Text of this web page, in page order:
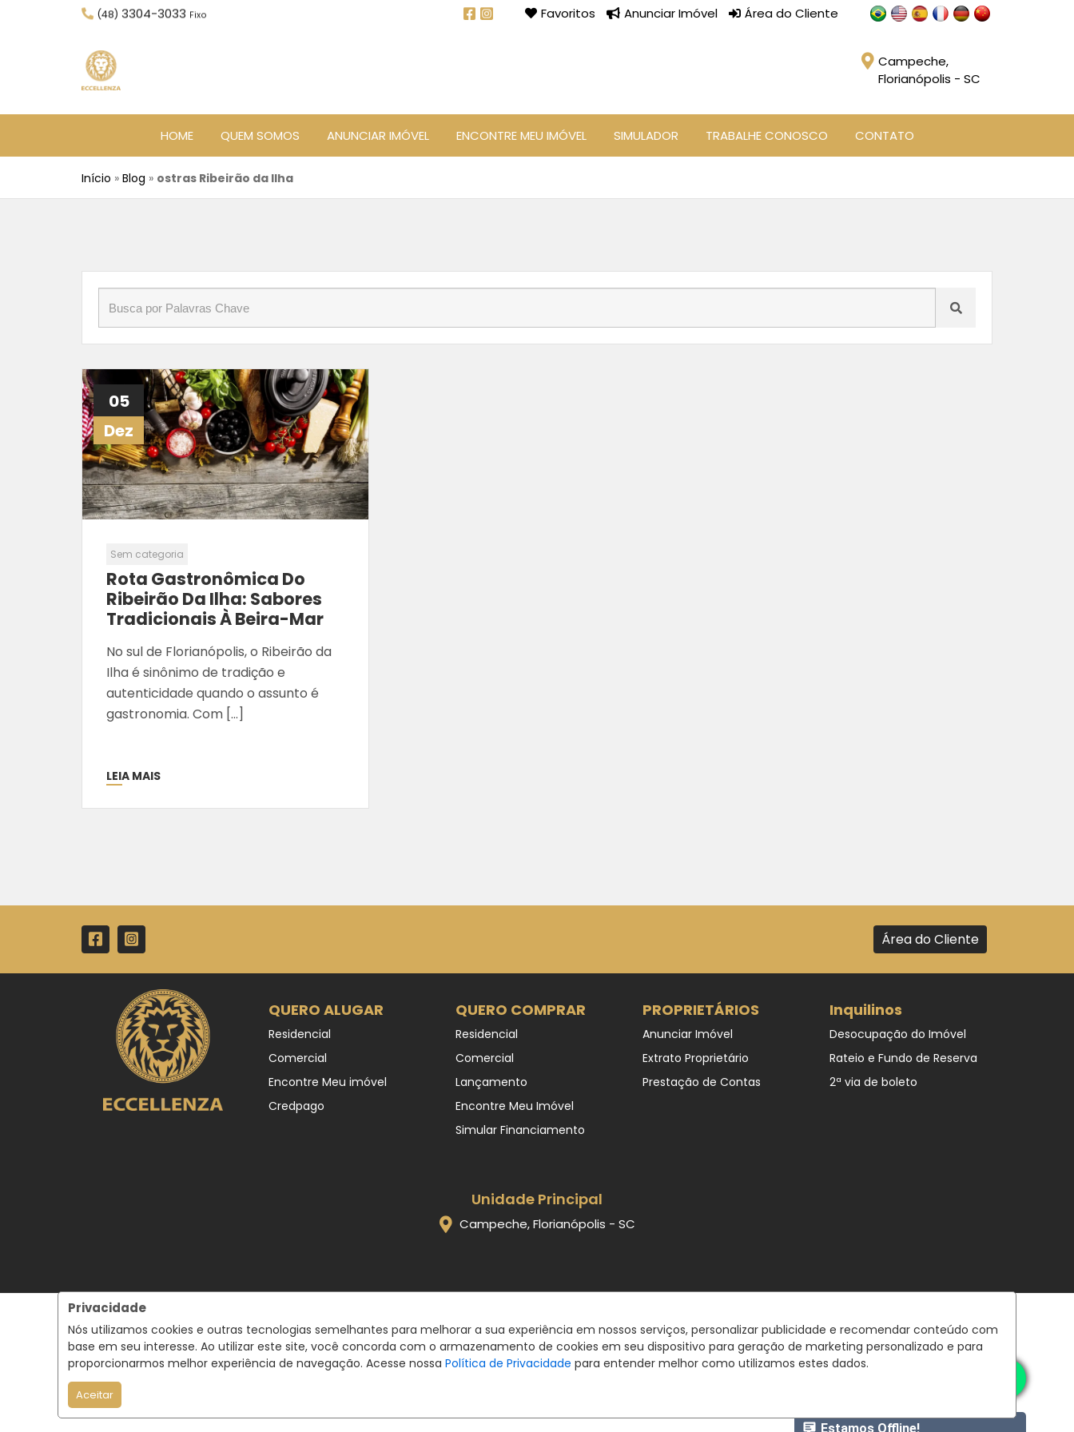
Estamos Offline!
(48) 3304-3033 Fixo Favoritos Anunciar Imóvel Área do Cliente
Campeche,
Florianópolis - SC
HOME QUEM SOMOS ANUNCIAR IMÓVEL ENCONTRE MEU IMÓVEL SIMULADOR TRABALHE CONOSCO CONTATO
Início » Blog » ostras Ribeirão da Ilha
Privacidade
Nós utilizamos cookies e outras tecnologias semelhantes para melhorar a sua experiência em nossos serviços, personalizar publicidade e recomendar conteúdo com
base em seu interesse. Ao utilizar este site, você concorda com o armazenamento de cookies em seu dispositivo para geração de marketing personalizado e para
proporcionarmos melhor experiência de navegação. Acesse nossa Política de Privacidade para entender melhor como utilizamos estes dados.
Aceitar
05
Dez
Sem categoria
Rota Gastronômica Do
Ribeirão Da Ilha: Sabores
Tradicionais À Beira-Mar
No sul de Florianópolis, o Ribeirão da
Ilha é sinônimo de tradição e
autenticidade quando o assunto é
gastronomia. Com […]
LEIA MAIS
Área do Cliente
QUERO ALUGAR
Residencial
Comercial
Encontre Meu imóvel
Credpago
QUERO COMPRAR
Residencial
Comercial
Lançamento
Encontre Meu Imóvel
Simular Financiamento
PROPRIETÁRIOS
Anunciar Imóvel
Extrato Proprietário
Prestação de Contas
Inquilinos
Desocupação do Imóvel
Rateio e Fundo de Reserva
2ª via de boleto
Unidade Principal
Campeche, Florianópolis - SC
Política de privacidade|Termos de uso
Feito com
RocketImob | Site para Imobiliária